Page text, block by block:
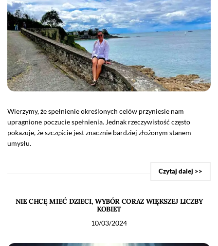
Wierzymy, że spełnienie określonych celów przyniesie nam
upragnione poczucie spełnienia. Jednak rzeczywistość często
pokazuje, że szczęście jest znacznie bardziej złożonym stanem
umysłu.
Czytaj dalej >>
NIE CHCĘ MIEĆ DZIECI, WYBÓR CORAZ WIĘKSZEJ LICZBY
KOBIET
10/03/2024